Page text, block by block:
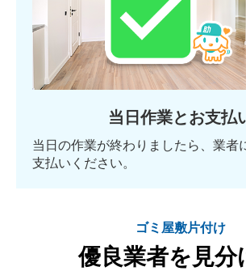
当日作業とお支払
当日の作業が終わりましたら、業者
支払いください。
ゴミ屋敷片付け
優良業者を見分